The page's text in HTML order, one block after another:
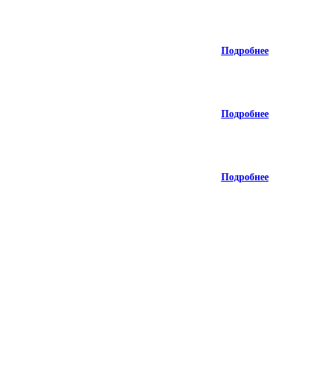
Подробнее
Подробнее
Подробнее